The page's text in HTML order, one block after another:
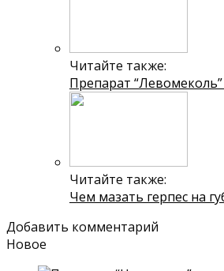
Читайте также:
Препарат
Читайте также:
Чем мазать герпес на
Добавить комментарий
Новое